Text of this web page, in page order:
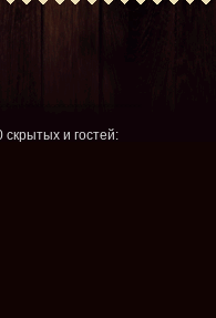
скрытых и гостей: